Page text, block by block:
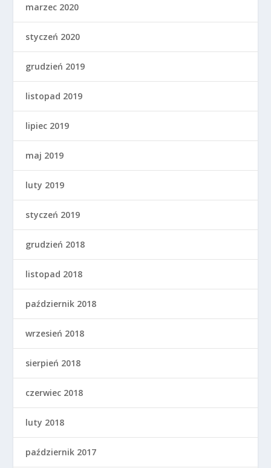
marzec 2020
styczeń 2020
grudzień 2019
listopad 2019
lipiec 2019
maj 2019
luty 2019
styczeń 2019
grudzień 2018
listopad 2018
październik 2018
wrzesień 2018
sierpień 2018
czerwiec 2018
luty 2018
październik 2017